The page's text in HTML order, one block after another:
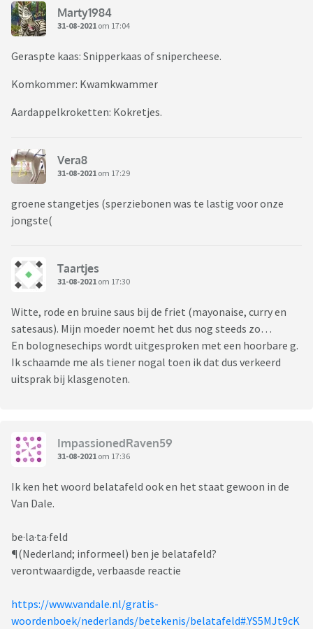
Marty1984
31-08-2021 om 17:04
Geraspte kaas: Snipperkaas of snipercheese.
Komkommer: Kwamkwammer
Aardappelkroketten: Kokretjes.
Vera8
31-08-2021 om 17:29
groene stangetjes (sperziebonen was te lastig voor onze
jongste(
Taartjes
31-08-2021 om 17:30
Witte, rode en bruine saus bij de friet (mayonaise, curry en
satesaus). Mijn moeder noemt het dus nog steeds zo…
En bolognesechips wordt uitgesproken met een hoorbare g.
Ik schaamde me als tiener nogal toen ik dat dus verkeerd
uitsprak bij klasgenoten.
ImpassionedRaven59
31-08-2021 om 17:36
Ik ken het woord belatafeld ook en het staat gewoon in de
Van Dale.
be·la·ta·feld
¶(Nederland; informeel) ben je belatafeld?
verontwaardigde, verbaasde reactie
https://www.vandale.nl/gratis-
woordenboek/nederlands/betekenis/belatafeld#.YS5MJt9cK